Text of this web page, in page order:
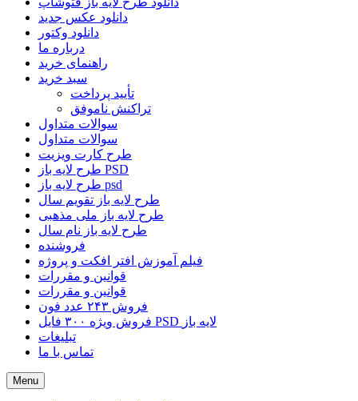
دانلود عکس جدید
دانلود وکتور
درباره ما
راهنمای خرید
سبد خرید
تأیید پرداخت
تراکنش ناموفق
سوالات متداول
سوالات متداول
طرح کارت ویزیت
طرح لایه باز PSD
طرح لایه باز psd
طرح لایه باز تقویم سال
طرح لایه باز ملی مذهبی
طرح لایه باز نام سال
فروشنده
فیلم آموزش افتر افکت و پروژه
قوانین و مقررات
قوانین و مقررات
فروش ۲۴۳ عدد فون
فروش ویژه ۳۰۰ فایل PSD لایه باز
تبلیغات
تماس با ما
Menu